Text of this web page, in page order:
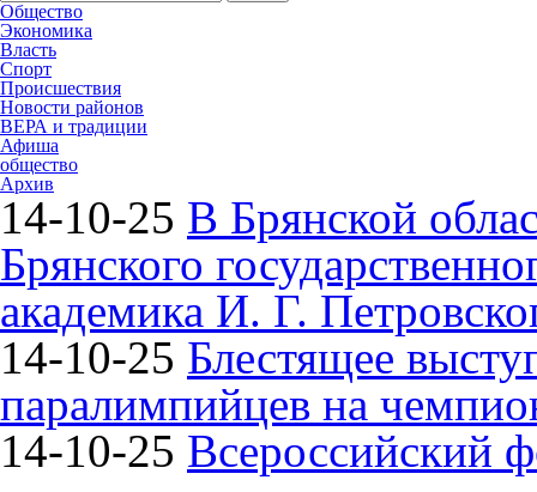
Общество
Экономика
Власть
Спорт
Происшествия
Новости районов
ВЕРА и традиции
Афиша
общество
Архив
14-10-25 В Брянской
Брянского
академика И. Г.
14-10-25 Блестящее
паралимпийцев на
14-10-25 Всероссийский